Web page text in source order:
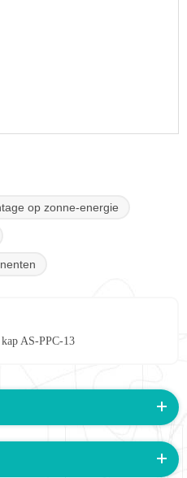
op zonne-energie
AS-PPC-13